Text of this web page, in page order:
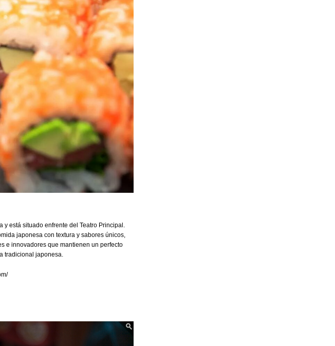
y está situado enfrente del Teatro Principal.
japonesa con textura y sabores únicos,
e innovadores que mantienen un perfecto
tradicional japonesa.